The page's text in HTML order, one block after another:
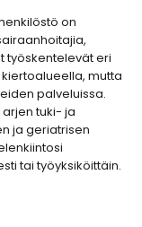
on
työskentelevät eri
mutta
palveluissa.
tuki- ja
ja geriatrisen
tai työyksiköittäin.